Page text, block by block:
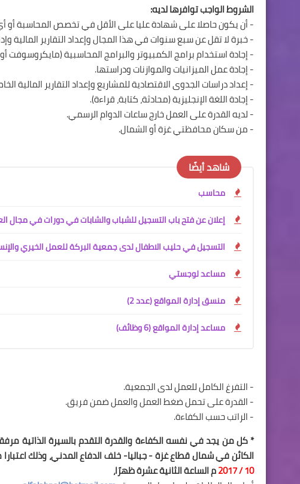
الشروط الواجب توافرها لديه:
- أن يكون حاصلا على شهادة عليا على الأقل في تخصص المحاسبة
- خبرة لا تقل عن سبع سنوات في هذا المجال وإعداد التقارير المالية
- إجادة استخدام برامج الكمبيوتر والبرامج المحاسبية (مايكروسوفت
- إجادة عمل الميزانيات والموازنات ودراستها.
- إعداد دراسات الجدوى الاقتصادية للمشاريع وإعداد التقارير المالية
- إجادة اللغة الإنجليزية (محادثة، كتابة، قراءة).
- لديه القدرة على العمل خارج ساعات الدوام الرسمي.
- من سكان محافظتي غزة أو الشمال.
شاهد أيضًا
محاسب
إعلان عن فتح باب التسجيل للشباب والشابات في دورات في مجال
التسجيل في حليب الاطفال لدى جمعية البركة للعمل الخيري
مساعد لوجستي
منسق إدارة المواقع (عدد 2)
مساعد إدارة المواقع (6 وظائف)
- التفرغ الكامل للعمل لدى الجمعية.
- القدرة على تحمل ضغط العمل والعمل ضمن فريق.
- الراتب حسب الكفاءة.
* كل من يجد في نفسه الكفاءة والقدرة التقدم بالسيرة الذاتية
الكائن في شمال قطاع غزة - جباليا- خلف الدفاع المدني، وذلك اعتبارا من يوم الاحد الموافق: 08
10 / 2017
م الساعة الثانية عشرة ظهرًا،